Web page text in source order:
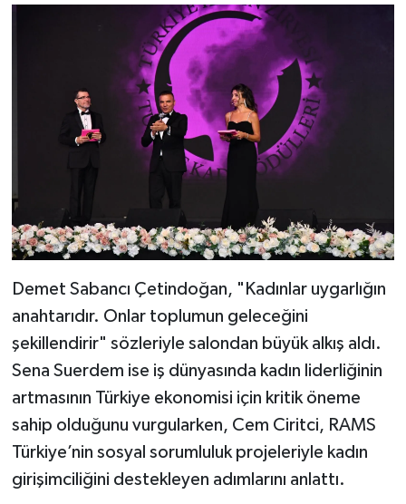
Demet Sabancı Çetindoğan, "Kadınlar uygarlığın
anahtarıdır. Onlar toplumun geleceğini
şekillendirir" sözleriyle salondan büyük alkış aldı.
Sena Suerdem ise iş dünyasında kadın liderliğinin
artmasının Türkiye ekonomisi için kritik öneme
sahip olduğunu vurgularken, Cem Ciritci, RAMS
Türkiye’nin sosyal sorumluluk projeleriyle kadın
girişimciliğini destekleyen adımlarını anlattı.